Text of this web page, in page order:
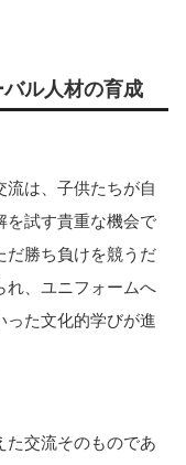
ル人材の育成
流は、子供たちが自
を試す貴重な機会で
だ勝ち負けを競うだ
れ、ユニフォームへ
った文化的学びが進
た交流そのものであ